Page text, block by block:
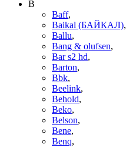
B
Baff,
Baikal (БАЙКАЛ),
Ballu,
Bang & olufsen,
Bar s2 hd,
Barton,
Bbk,
Beelink,
Behold,
Beko,
Belson,
Bene,
Benq,